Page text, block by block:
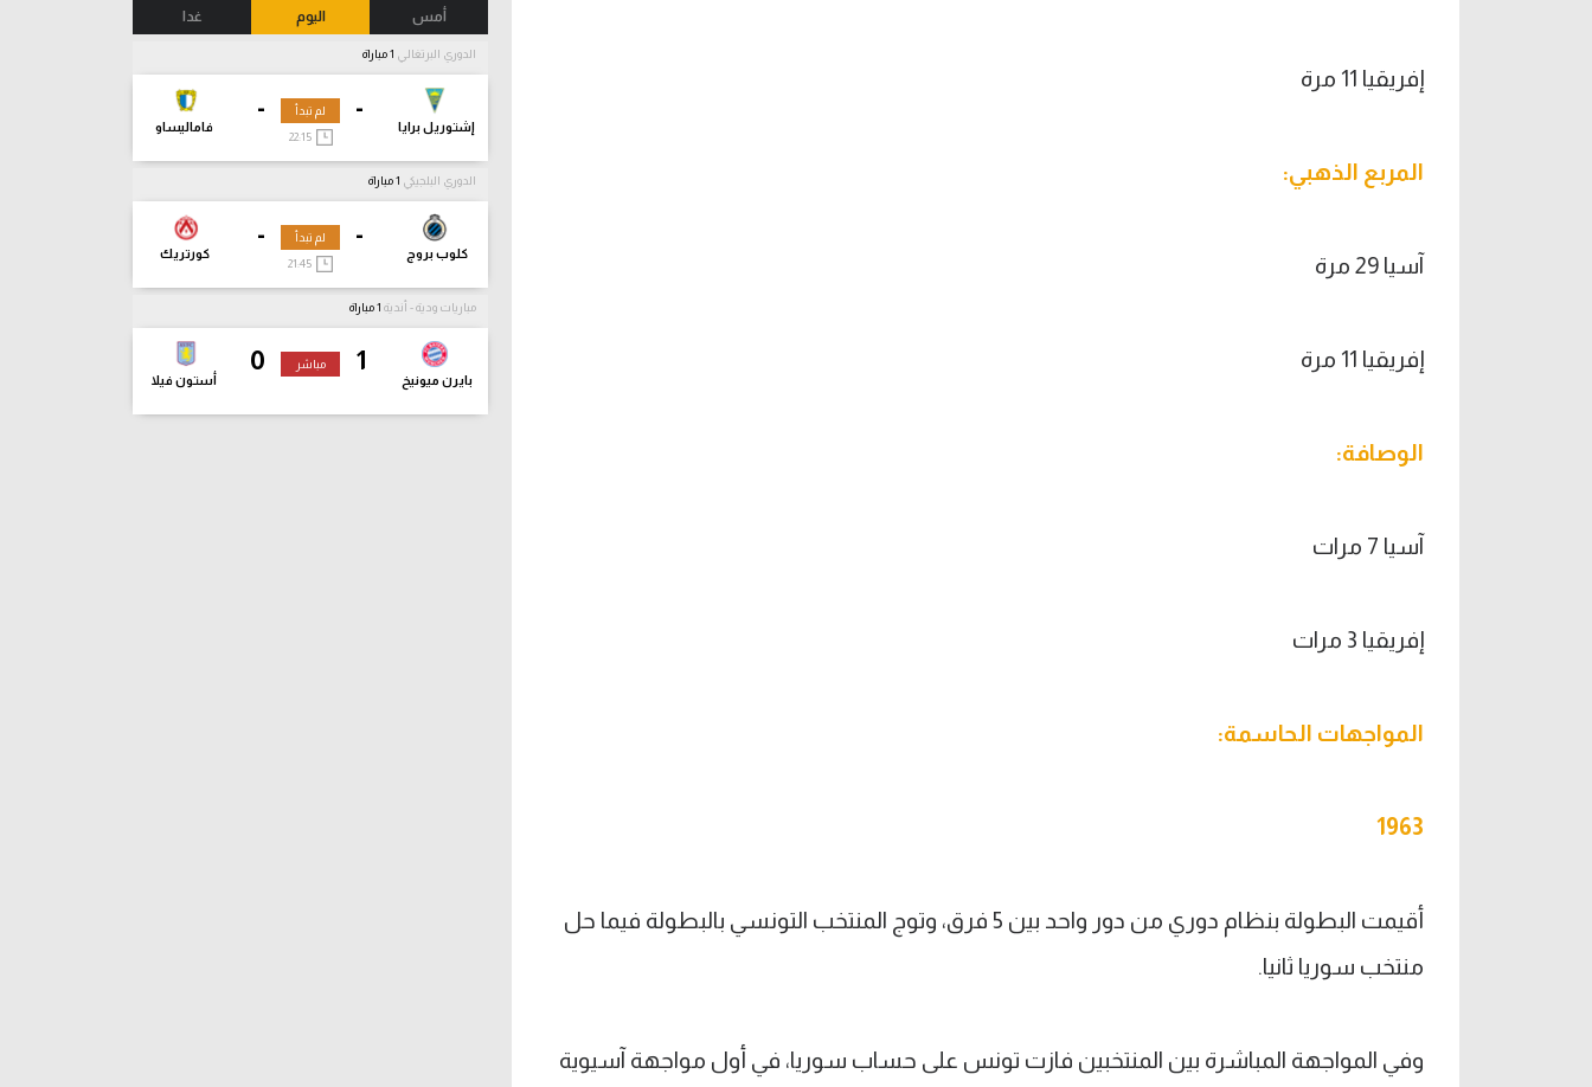
إفريقيا 11 مرة
المربع الذهبي:
آسيا 29 مرة
إفريقيا 11 مرة
الوصافة:
آسيا 7 مرات
إفريقيا 3 مرات
المواجهات الحاسمة:
1963
أقيمت البطولة بنظام دوري من دور واحد بين 5 فرق، وتوج المنتخب التونسي بالبطولة فيما حل
منتخب سوريا ثانيا.
وفي المواجهة المباشرة بين المنتخبين فازت تونس على حساب سوريا، في أول مواجهة آسيوية
أمس اليوم غدا
الدوري البرتغالي
-
إشتوريل برايا
-
فاماليساو
لم تبدأ
22:15
الدوري البلجيكي
-
كلوب بروج
-
كورتريك
لم تبدأ
مباريات ودية - أندية
1
بايرن ميونيخ
0
أستون فيلا
مباشر